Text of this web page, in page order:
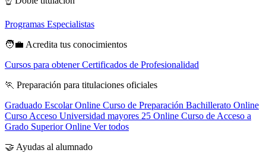
Programas Especialistas
🧑‍💼 Acredita tus conocimientos
Cursos para obtener Certificados de Profesionalidad
🏃 Preparación para titulaciones oficiales
Graduado Escolar Online Curso de Preparación Bachillerato Online
Curso Acceso Universidad mayores 25 Online Curso de Acceso a
Grado Superior Online Ver todos
🤝 Ayudas al alumnado